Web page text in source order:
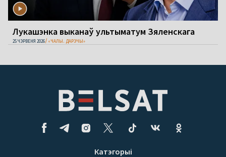
Лукашэнка выканаў ультыматум Зяленскага
25 ЧЭРВЕНЯ 2026 «ЧАЛЫ. ДАРЭЧЫ»
Катэгорыі